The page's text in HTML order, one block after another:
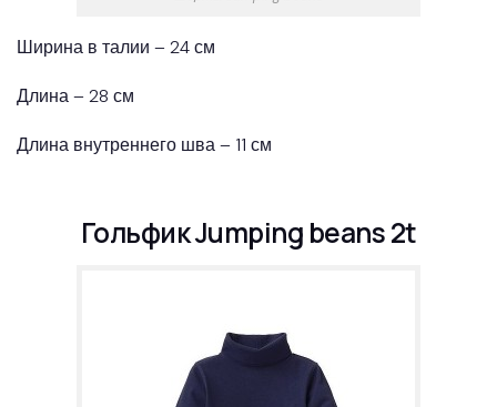
Ширина в талии – 24 см
Длина – 28 см
Длина внутреннего шва – 11 см
Гольфик Jumping beans 2t